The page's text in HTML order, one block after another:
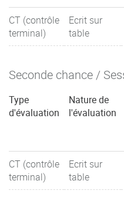
CT (contrôle
terminal)
Ecrit sur
table
Seconde chance /
Type
d'évaluation
Nature de
l'évaluation
CT (contrôle
terminal)
Ecrit sur
table